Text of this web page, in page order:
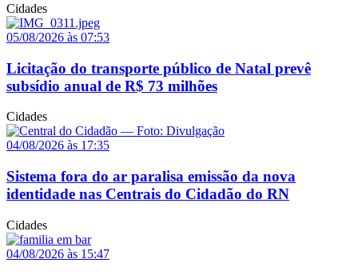
Cidades
05/08/2026 às 07:53
Licitação do transporte público de Natal prevê
subsídio anual de R$ 73 milhões
Cidades
04/08/2026 às 17:35
Sistema fora do ar paralisa emissão da nova
identidade nas Centrais do Cidadão do RN
Cidades
04/08/2026 às 15:47